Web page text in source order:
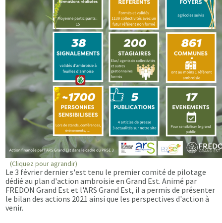
(Cliquez pour agrandir)
Le 3 février dernier s'est tenu le premier comité de pilotage
dédié au plan d'action ambroisie en Grand Est. Animé par
FREDON Grand Est et l'ARS Grand Est, il a permis de présenter
le bilan des actions 2021 ainsi que les perspectives d'action à
venir.